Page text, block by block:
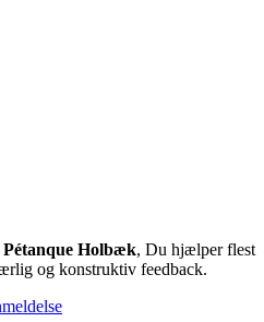
Pétanque Holbæk, Du hjælper flest
og konstruktiv feedback.